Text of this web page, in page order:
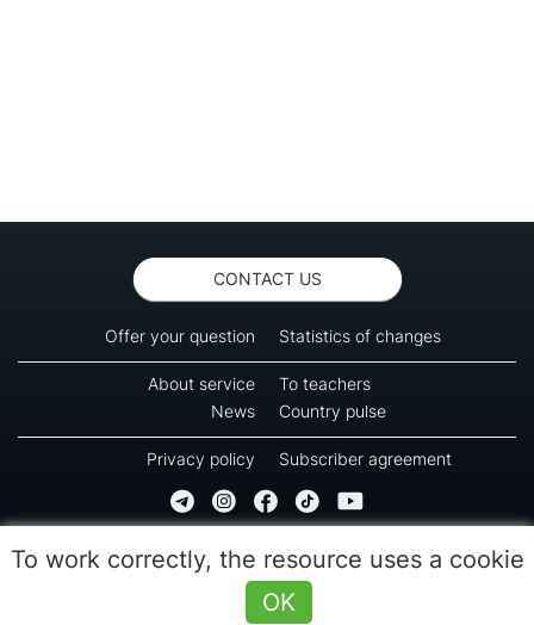
CONTACT US
Offer your question Statistics of changes
About service
To teachers
News
Country pulse
Privacy policy Subscriber agreement
All rights reserved. No part of information from this page can be copied, reprinted or
used for reproduction, transmission to other devices. The last reload time 09:55
To work correctly, the resource uses a cookie
OK